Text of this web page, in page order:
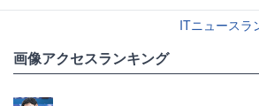
ITニュースラ
画像アクセスランキング